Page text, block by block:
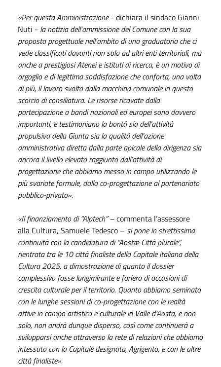
«Per questa Amministrazione- dichiara il sindaco Gianni
Nuti - la notizia dell’ammissione del Comune con la sua
proposta progettuale nell’ambito di una graduatoria che ci
vede classificati davanti non solo ad altri enti territoriali, ma
anche a prestigiosi Atenei e istituti di ricerca, è un motivo di
orgoglio e di legittima soddisfazione che conforta, una volta
di più, il lavoro svolto dalla macchina comunale in questo
scorcio di consiliatura. Le risorse ricavate dalla
partecipazione a bandi nazionali ed europei sono davvero
importanti, e testimoniano la bontà sia dell’attività
propulsiva della Giunta sia la qualità dell’azione
amministrativa diretta dalla parte apicale della dirigenza sia
ancora il livello elevato raggiunto dall’attività di
progettazione che abbiamo messo in campo utilizzando le
più svariate formule, dalla co-progettazione al partenariato
pubblico-privato».
«Il finanziamento di “Alptech” –commenta l’assessore
alla Cultura, Samuele Tedesco – si pone in strettissima
continuità con la candidatura di “Aostæ Città plurale”,
rientrata tra le 10 città finaliste della Capitale italiana della
Cultura 2025, a dimostrazione di quanto il dossier
complessivo fosse lungimirante e foriero di occasioni di
crescita culturale per il territorio. Quanto abbiamo seminato
con le lunghe sessioni di co-progettazione con le realtà
attive in campo artistico e culturale in Valle d’Aosta, e non
solo, non andrà dunque disperso, così come continuerà a
svilupparsi anche attraverso la rete di relazioni che abbiamo
intessuto con la Capitale designata, Agrigento, e con le altre
città finaliste».